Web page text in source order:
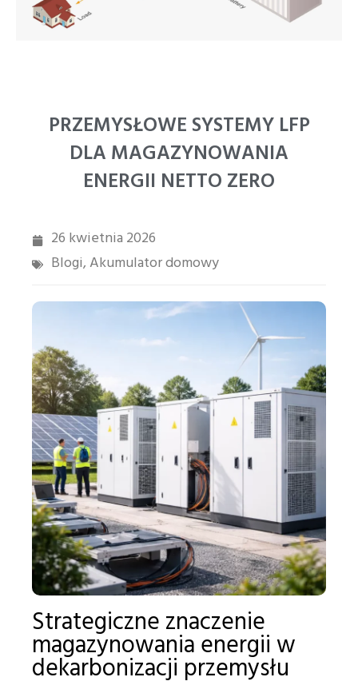
PRZEMYSŁOWE SYSTEMY LFP
DLA MAGAZYNOWANIA
ENERGII NETTO ZERO
26 kwietnia 2026
Blogi,Akumulator domowy
Strategiczne znaczenie
magazynowania energii w
dekarbonizacji przemysłu